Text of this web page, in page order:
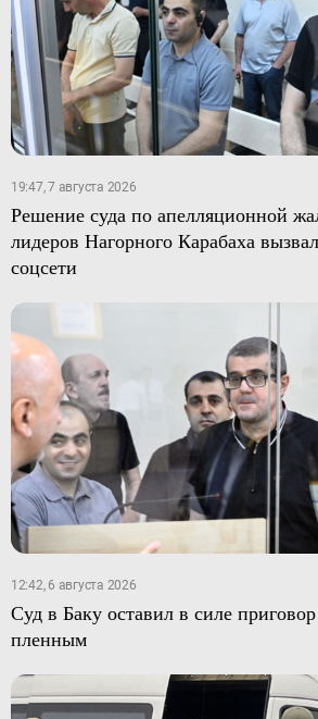
19:47, 7 августа 2026
Решение суда по апелляционной
лидеров Нагорного Карабаха
соцсети
12:42, 6 августа 2026
Суд в Баку оставил в силе
пленным